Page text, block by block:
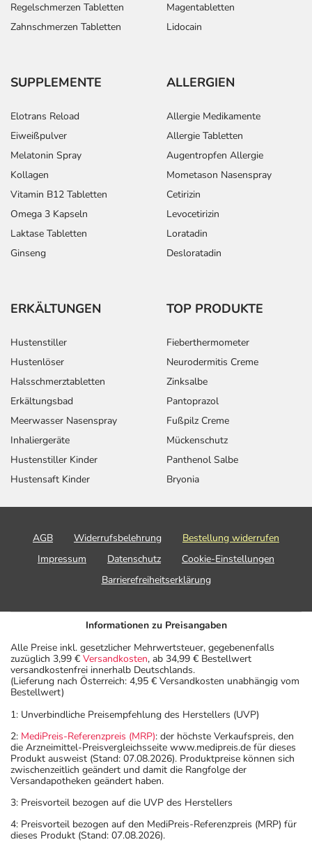
- Aufgedunsenes Gesicht durch Fetteinlagerung
(Cushingoid)
- Gewichtszunahme
- Emotionsloser Zustand mit Interessenlosigkeit
- Verhaltensauffälligkeit
- Depression
- Sinnestäuschung (Halluzination)
- Krampfanfall (epileptisch, akut, länger anhaltend)
- Störung der unbewussten Bewegungsabläufe mit
Zittern, evtl. Fallneigung
- Leichte Muskelerschlaffung auf einer Körperhälfte
- Störung der Bewegungskoordination (Ataxie)
- Wahrnehmungsstörung (Illusion)
- Erhöhte Berührungsempfindlichkeit
- Erkrankung des Nervensystems (neurologische
Erkrankung)
- Halbseitiger Gesichtsfeldausfall (Hemianopie)
- Verminderte Sehschärfe
- Sehverschlechterung
- Gesichtsfeldstörung
- Augenschmerzen
- Mittelohrentzündung
- Ohrgeräusche
- Herzklopfen
- Bluthochdruck (Hypertonie)
- Lungenentzündung durch Infektion (Pneumonie)
- Verstopfte Nase
- Hautschuppung bzw. -abschälung (Exfoliation)
Bemerken Sie eine Befindlichkeitsstörung oder
Veränderung während der Behandlung, wenden Sie sich
an Ihren Arzt oder Apotheker.
Für die Information an dieser Stelle werden vor allem
Nebenwirkungen berücksichtigt, die bei mindestens
einem von 1.000 behandelten Patienten auftreten.
Anwendungshinweise
Regelschmerzen Tabletten
Zahnschmerzen Tabletten
Magentabletten
Lidocain
SUPPLEMENTE
Elotrans Reload
Eiweißpulver
Melatonin Spray
Kollagen
Vitamin B12 Tabletten
Omega 3 Kapseln
Laktase Tabletten
Ginseng
ALLERGIEN
Allergie Medikamente
Allergie Tabletten
Augentropfen Allergie
Mometason Nasenspray
Cetirizin
Levocetirizin
Loratadin
Desloratadin
ERKÄLTUNGEN
Hustenstiller
Hustenlöser
Halsschmerztabletten
Erkältungsbad
Meerwasser Nasenspray
Inhaliergeräte
Hustenstiller Kinder
Hustensaft Kinder
TOP PRODUKTE
Fieberthermometer
Neurodermitis Creme
Zinksalbe
Pantoprazol
Fußpilz Creme
Mückenschutz
Panthenol Salbe
Bryonia
AGB Widerrufsbelehrung
Bestellung widerrufen
Impressum
Datenschutz
Cookie-Einstellungen
Barrierefreiheitserklärung
Informationen zu Preisangaben
Alle Preise inkl. gesetzlicher Mehrwertsteuer, gegebenenfalls
zuzüglich 3,99 € Versandkosten, ab 34,99 € Bestellwert
versandkostenfrei innerhalb Deutschlands.
(Lieferung nach Österreich: 4,95 € Versandkosten unabhängig vom
Bestellwert)
1: Unverbindliche Preisempfehlung des Herstellers (UVP)
2: MediPreis-Referenzpreis (MRP): der höchste Verkaufspreis, den
die Arzneimittel-Preisvergleichsseite www.medipreis.de für dieses
Produkt ausweist (Stand: 07.08.2026). Produktpreise können sich
zwischenzeitlich geändert und damit die Rangfolge der
Versandapotheken geändert haben.
3: Preisvorteil bezogen auf die UVP des Herstellers
4: Preisvorteil bezogen auf den MediPreis-Referenzpreis (MRP) für
dieses Produkt (Stand: 07.08.2026).